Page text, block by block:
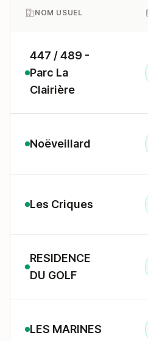
NOM USUEL
447 / 489 -
Parc La
Clairière
Noëveillard
Les Criques
RESIDENCE
DU GOLF
LES MARINES